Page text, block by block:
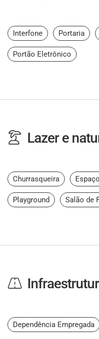
Interfone Portaria
Portão Eletrônico
Lazer e
Churrasqueira
Playground Salão de
Dependência Empregada